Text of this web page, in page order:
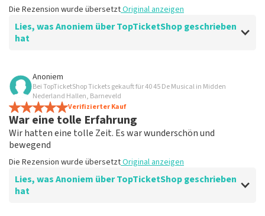
Die Rezension wurde übersetztOriginal anzeigen
Lies, was Anoniem über TopTicketShop geschrieben
hat
Bewertung von Anoniem über
Ist alles wahr?
Alles hat funktioniert
Die Rezension wurde übersetztOriginal anzeigen
Anoniem
Bei TopTicketShop Tickets gekauft für 40 45 De Musical in Midden
Nederland Hallen, Barneveld
Verifizierter Kauf
War eine tolle Erfahrung
Wir hatten eine tolle Zeit. Es war wunderschön und
bewegend
Die Rezension wurde übersetztOriginal anzeigen
Lies, was Anoniem über TopTicketShop geschrieben
hat